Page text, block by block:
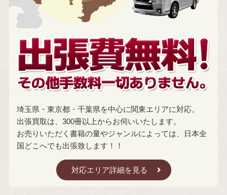
埼玉県・東京都・千葉県を中心に関東エリアに対応。
出張買取は、300冊以上からお伺いいたします。
お売りいただく書籍の量やジャンルによっては、日本全
国どこへでも出張致します！！
対応エリア詳細を見る